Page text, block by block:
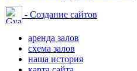
- Создание сайтов
аренда залов
схема залов
наша история